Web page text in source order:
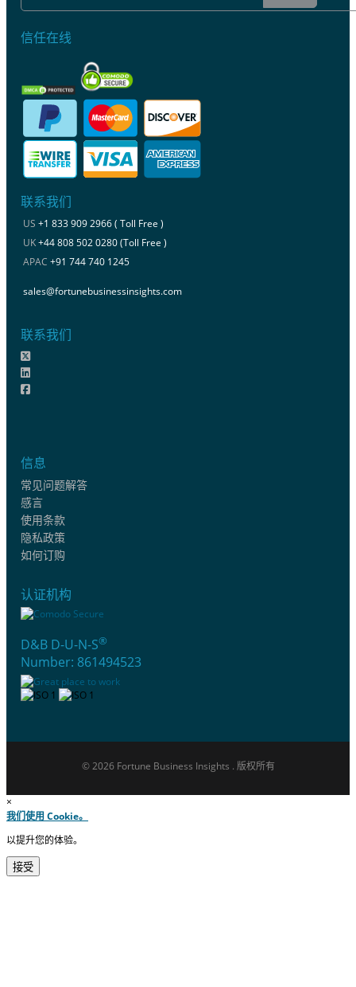
信任在线
联系我们
US +1 833 909 2966 ( Toll Free )
UK+44 808 502 0280 (Toll Free )
APAC +91 744 740 1245
sales@fortunebusinessinsights.com
联系我们
信息
常见问题解答
感言
使用条款
隐私政策
如何订购
认证机构
D&B D-U-N-S®
Number: 861494523
© 2026 Fortune Business Insights . 版权所有
×
我们使用 Cookie。
以提升您的体验。
接受